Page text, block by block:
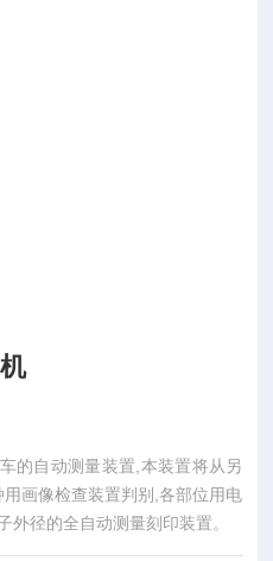
的自动测量装置,本装置将从另
画像检查装置判别,各部位用电
外径的全自动测量刻印装置。